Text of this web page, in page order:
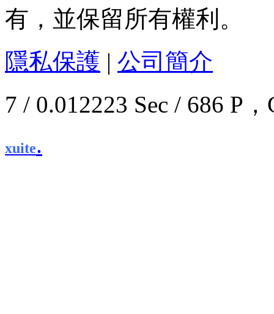
有，並保留所有權利。
隱私保護 | 公司簡介
7 / 0.012223 Sec / 686 P
xuite.